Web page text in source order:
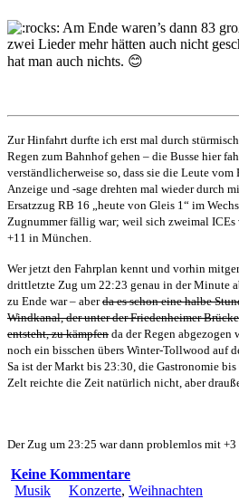
Am Ende waren’s dann 83
zwei Lieder mehr hätten auch nicht
hat man auch nichts. 😊
Zur Hinfahrt durfte ich erst mal durch
Regen zum Bahnhof gehen – die Busse hier
verständlicherweise so, dass sie die Leute
Anzeige und -sage drehten mal wieder durch
Ersatzzug RB 16 „heute von Gleis 1“ im
Zugnummer fällig war; weil sich zweimal ICEs
+11 in München.
Wer jetzt den Fahrplan kennt und vorhin
drittletzte Zug um 22:23 genau in der Minute
zu Ende war – aberda es schon eine halbe
Windkanal, der unter der Friedenheimer
entsteht, zu kämpfen da der Regen abgezogen
noch ein bisschen übers Winter-Tollwood auf
Sa ist der Markt bis 23:30, die Gastronomie
Zelt reichte die Zeit natürlich nicht, aber
Der Zug um 23:25 war dann problemlos mit +3
Keine Kommentare
Musik
Konzerte, Weihnachten